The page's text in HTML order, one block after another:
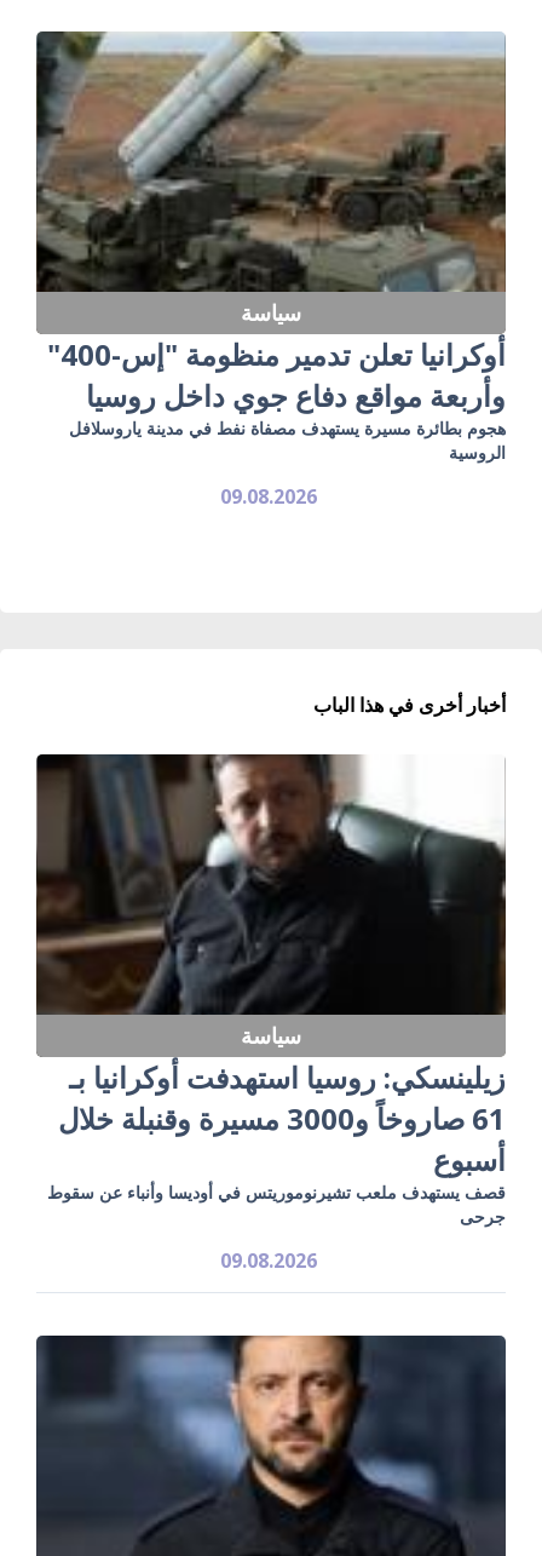
سياسة
أوكرانيا تعلن تدمير منظومة "إس-400"
وأربعة مواقع دفاع جوي داخل روسيا
هجوم بطائرة مسيرة يستهدف مصفاة نفط في مدينة ياروسلافل
الروسية
09.08.2026
أخبار أخرى في هذا الباب
سياسة
زيلينسكي: روسيا استهدفت أوكرانيا بـ
61 صاروخاً و3000 مسيرة وقنبلة خلال
أسبوع
قصف يستهدف ملعب تشيرنوموريتس في أوديسا وأنباء عن سقوط
جرحى
09.08.2026